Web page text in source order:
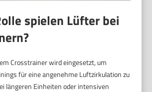
spielen Lüfter bei
Crosstrainer wird eingesetzt, um
für eine angenehme Luftzirkulation zu
längeren Einheiten oder intensiven